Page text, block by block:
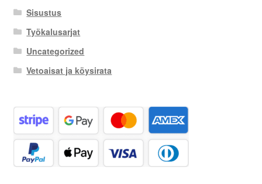
Sisustus
Työkalusarjat
Uncategorized
Vetoaisat ja köysirata